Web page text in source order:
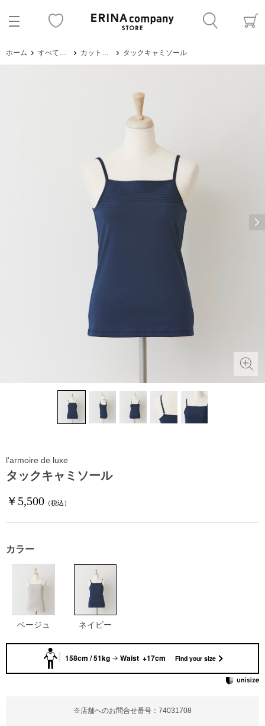
ホーム すべてのアイテム カットソー・Tシャツ タックキャミソール
タックキャミソール
￥5,500 （税込）
※店舗へのお問合せ番号：74031708
l'armoire de luxe
カラー
ベージュ ネイビー
158cm / 51kg Waist +17cm Find your size